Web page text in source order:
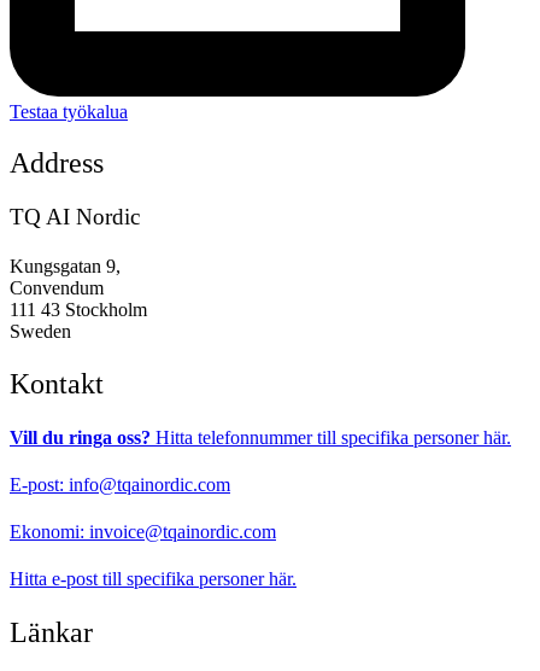
Testaa työkalua
Address
TQ AI Nordic
Kungsgatan 9,
Convendum
111 43 Stockholm
Sweden
Kontakt
Vill du ringa oss? Hitta telefonnummer till specifika personerhär.
E-post: info@tqainordic.com
Ekonomi: invoice@tqainordic.com
Hitta e-post till specifika personerhär.
Länkar